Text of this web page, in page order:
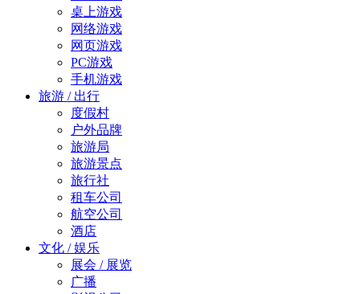
桌上游戏
网络游戏
网页游戏
PC游戏
手机游戏
旅游 / 出行
度假村
户外品牌
旅游局
旅游景点
旅行社
租车公司
航空公司
酒店
文化 / 娱乐
展会 / 展览
广播